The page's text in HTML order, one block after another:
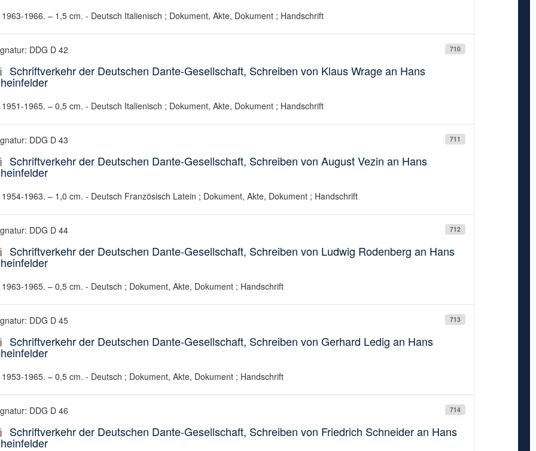
1963-1966. – 1,5 cm. - Deutsch Italienisch ; Dokument, Akte, Dokument ; Handschrift
710
DDG D 42
Schriftverkehr der Deutschen Dante-Gesellschaft, Schreiben von Klaus Wrage an Hans
1951-1965. – 0,5 cm. - Deutsch Italienisch ; Dokument, Akte, Dokument ; Handschrift
711
DDG D 43
Schriftverkehr der Deutschen Dante-Gesellschaft, Schreiben von August Vezin an Hans
1954-1963. – 1,0 cm. - Deutsch Französisch Latein ; Dokument, Akte, Dokument ; Handschrift
712
DDG D 44
Schriftverkehr der Deutschen Dante-Gesellschaft, Schreiben von Ludwig Rodenberg an Hans
1963-1965. – 0,5 cm. - Deutsch ; Dokument, Akte, Dokument ; Handschrift
713
DDG D 45
Schriftverkehr der Deutschen Dante-Gesellschaft, Schreiben von Gerhard Ledig an Hans
1953-1965. – 0,5 cm. - Deutsch ; Dokument, Akte, Dokument ; Handschrift
714
DDG D 46
Schriftverkehr der Deutschen Dante-Gesellschaft, Schreiben von Friedrich Schneider an Hans